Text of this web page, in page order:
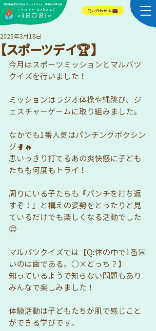
問い合わせる
​LYHTY school
-IRORI-
​石川県金沢市にある フリースクール・学校外の学びば
【スポーツデイ🏆】
2023年3月18日
今月はスポーツミッションとマルバツ
クイズを行いました！
ミッションはラジオ体操や縄跳び、ジ
ェスチャーゲームに取り組みました。
なかでも1番人気はパンチングボクシン
グ🥊🔥
思いっきり打てるあの爽快感に子ども
たちも何度もトライ！
周りにいる子たちも『パンチを打ち返
すぞ！』と構えの姿勢をとったりと見
ているだけでも楽しくなる活動でした
😊
マルバツクイズでは【Q:体の中で1番固
いのは歯である。○×どっち？】
知っているようで知らない問題もあり
みんなで楽しみました！
体験活動は子どもたちが肌で感じこと
ができる学びです。